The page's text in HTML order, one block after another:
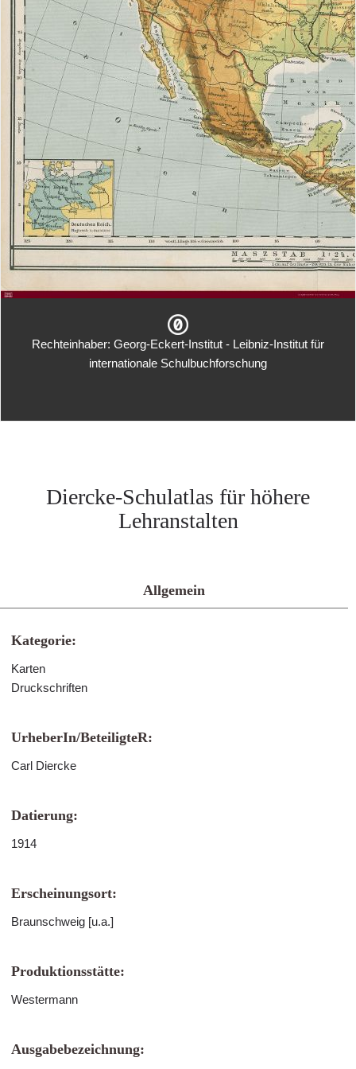
Rechteinhaber: Georg-Eckert-Institut - Leibniz-Institut für
internationale Schulbuchforschung
Diercke-Schulatlas für höhere
Lehranstalten
Allgemein
Kategorie:
Karten
Druckschriften
UrheberIn/BeteiligteR:
Carl Diercke
Datierung:
1914
Erscheinungsort:
Braunschweig [u.a.]
Produktionsstätte:
Westermann
Ausgabebezeichnung: